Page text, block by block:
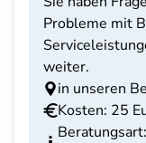
Probleme mit
weiter.
in unseren
Kosten: 25